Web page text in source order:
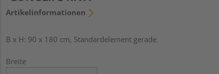
Artikelinformationen
B x H: 90 x 180 cm, Standardelement gerade
Breite